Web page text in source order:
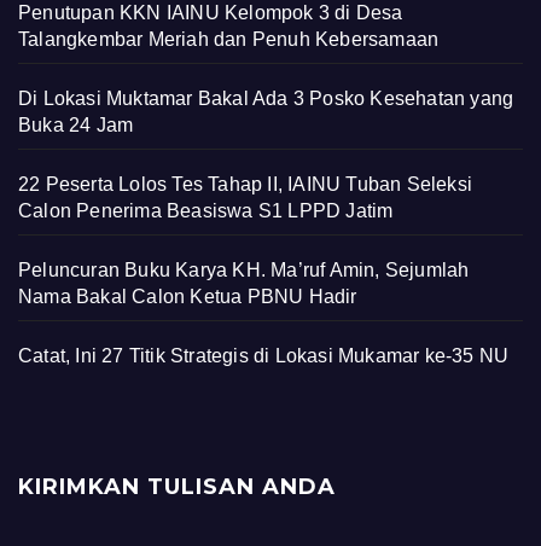
Penutupan KKN IAINU Kelompok 3 di Desa
Talangkembar Meriah dan Penuh Kebersamaan
Di Lokasi Muktamar Bakal Ada 3 Posko Kesehatan yang
Buka 24 Jam
22 Peserta Lolos Tes Tahap II, IAINU Tuban Seleksi
Calon Penerima Beasiswa S1 LPPD Jatim
Peluncuran Buku Karya KH. Ma’ruf Amin, Sejumlah
Nama Bakal Calon Ketua PBNU Hadir
Catat, Ini 27 Titik Strategis di Lokasi Mukamar ke-35 NU
KIRIMKAN TULISAN ANDA